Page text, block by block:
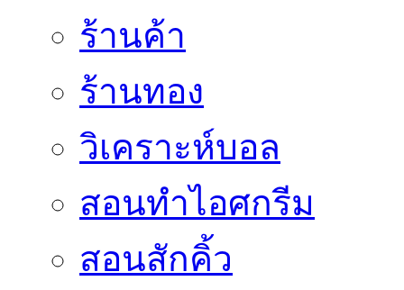
ร้านค้า
ร้านทอง
วิเคราะห์บอล
สอนทำไอศกรีม
สอนสักคิ้ว